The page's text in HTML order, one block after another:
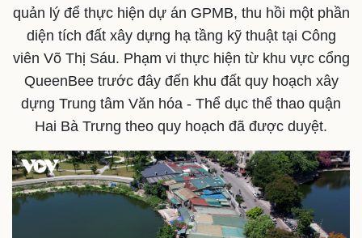
Quân sự - Quốc phòng
quản lý để thực hiện dự án GPMB, thu hồi một phần
diện tích đất xây dựng hạ tầng kỹ thuật tại Công
viên Võ Thị Sáu. Phạm vi thực hiện từ khu vực cổng
QueenBee trước đây đến khu đất quy hoạch xây
dựng Trung tâm Văn hóa - Thể dục thể thao quận
Hai Bà Trưng theo quy hoạch đã được duyệt.